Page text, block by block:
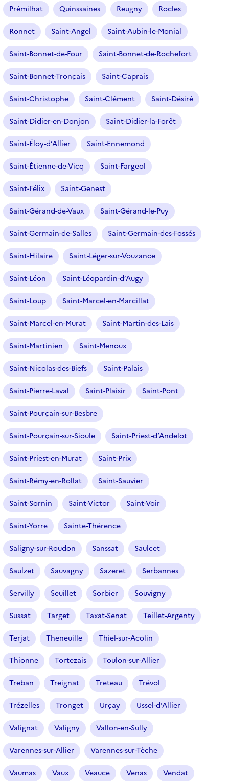
o
n
n
é
)
Prémilhat Quinssaines Reugny Rocles
Ronnet Saint-Angel Saint-Aubin-le-Monial
Saint-Bonnet-de-Four Saint-Bonnet-de-Rochefort
Saint-Bonnet-Tronçais Saint-Caprais
Saint-Christophe Saint-Clément Saint-Désiré
Saint-Didier-en-Donjon Saint-Didier-la-Forêt
Saint-Éloy-d’Allier Saint-Ennemond
Saint-Étienne-de-Vicq Saint-Fargeol
Saint-Félix Saint-Genest
Saint-Gérand-de-Vaux Saint-Gérand-le-Puy
Saint-Germain-de-Salles Saint-Germain-des-Fossés
Saint-Hilaire Saint-Léger-sur-Vouzance
Saint-Léon Saint-Léopardin-d’Augy
Saint-Loup Saint-Marcel-en-Marcillat
Saint-Marcel-en-Murat Saint-Martin-des-Lais
Saint-Martinien Saint-Menoux
Saint-Nicolas-des-Biefs Saint-Palais
Saint-Pierre-Laval Saint-Plaisir Saint-Pont
Saint-Pourçain-sur-Besbre
Saint-Pourçain-sur-Sioule Saint-Priest-d’Andelot
Saint-Priest-en-Murat Saint-Prix
Saint-Rémy-en-Rollat Saint-Sauvier
Saint-Sornin Saint-Victor Saint-Voir
Saint-Yorre Sainte-Thérence
Saligny-sur-Roudon Sanssat Saulcet
Saulzet Sauvagny Sazeret Serbannes
Servilly Seuillet Sorbier Souvigny
Sussat Target Taxat-Senat Teillet-Argenty
Terjat Theneuille Thiel-sur-Acolin
Thionne Tortezais Toulon-sur-Allier
Treban Treignat Treteau Trévol
Trézelles Tronget Urçay Ussel-d’Allier
Valignat Valigny Vallon-en-Sully
Varennes-sur-Allier Varennes-sur-Tèche
Vaumas Vaux Veauce Venas Vendat